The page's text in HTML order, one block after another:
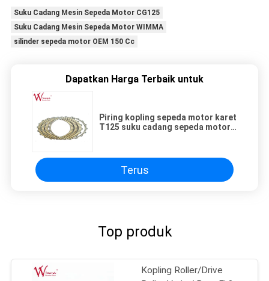
Suku Cadang Mesin Sepeda Motor CG125
Suku Cadang Mesin Sepeda Motor WIMMA
silinder sepeda motor OEM 150 Cc
Dapatkan Harga Terbaik untuk
Piring kopling sepeda motor karet
T125 suku cadang sepeda motor
Terus
Top produk
Kopling Roller/Drive